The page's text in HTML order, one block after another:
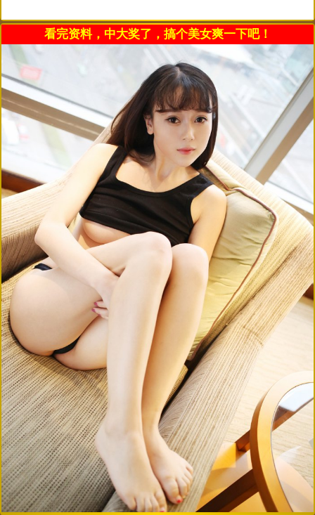
看完资料，中大奖了，搞个美女爽一下吧！